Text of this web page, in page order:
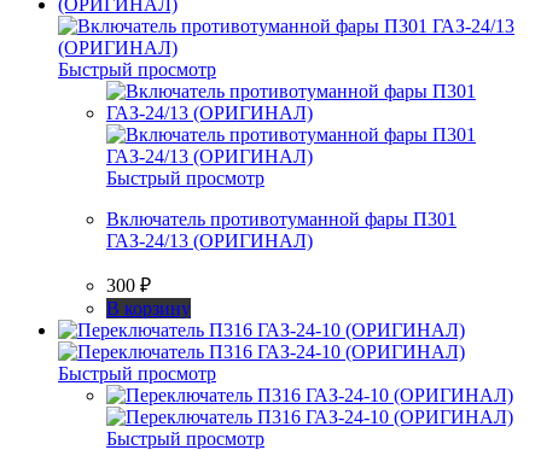
Быстрый просмотр
Быстрый просмотр
Включатель противотуманной фары П301
ГАЗ-24/13 (ОРИГИНАЛ)
300 ₽
В корзину
Быстрый просмотр
Быстрый просмотр